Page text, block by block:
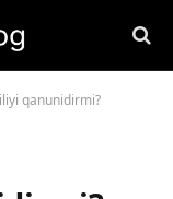
qanunidirmi?